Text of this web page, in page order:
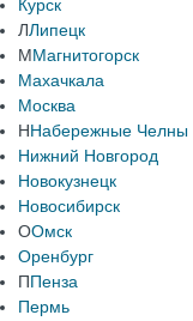
Курск
ЛЛипецк
ММагнитогорск
Махачкала
Москва
ННабережные Челны
Нижний Новгород
Новокузнецк
Новосибирск
ООмск
Оренбург
ППенза
Пермь